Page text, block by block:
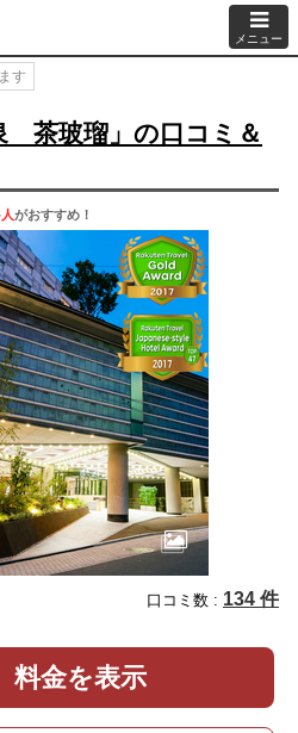
メニュー
す
茶玻瑠」の口コミ＆
人がおすすめ！
口コミ数 : 134 件
料金を表示